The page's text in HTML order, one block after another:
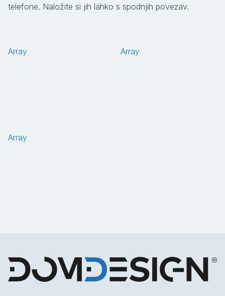
telefone. Naložite si jih lahko s spodnjih povezav.
Array Array
Array